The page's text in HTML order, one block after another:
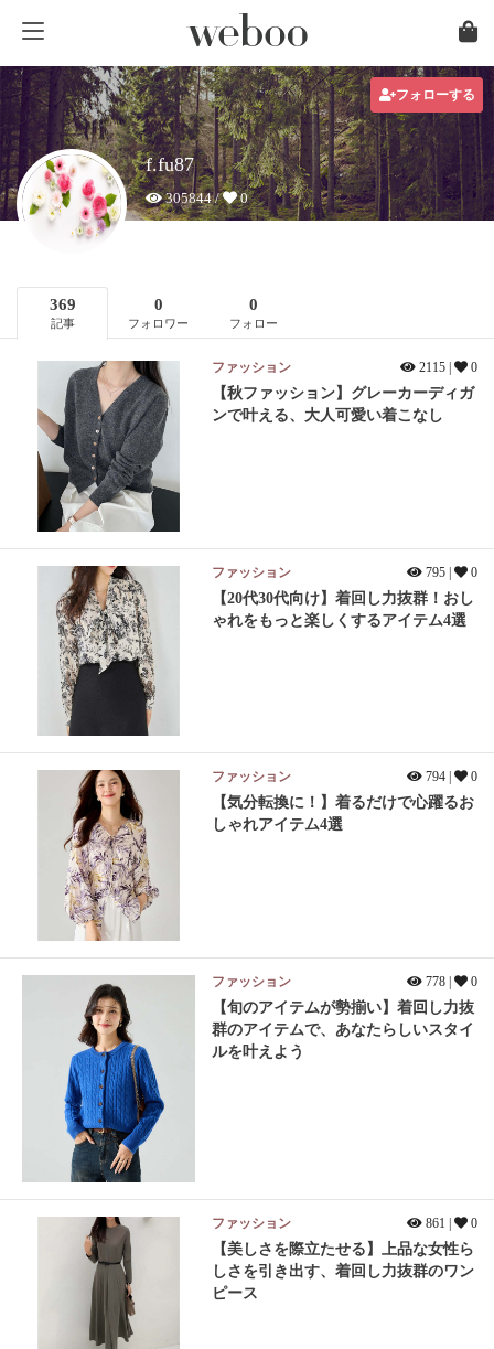
フォローする
f.fu87
305844 / 0
369
記事
0
フォロワー
0
フォロー
ファッション 2115 | 0
【秋ファッション】グレーカーディガ
ンで叶える、大人可愛い着こなし
ファッション 795 | 0
【20代30代向け】着回し力抜群！おし
ゃれをもっと楽しくするアイテム4選
ファッション 794 | 0
【気分転換に！】着るだけで心躍るお
しゃれアイテム4選
ファッション 778 | 0
【旬のアイテムが勢揃い】着回し力抜
群のアイテムで、あなたらしいスタイ
ルを叶えよう
ファッション 861 | 0
【美しさを際立たせる】上品な女性ら
しさを引き出す、着回し力抜群のワン
ピース